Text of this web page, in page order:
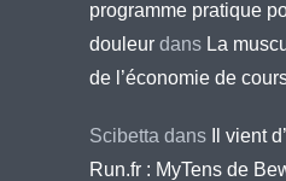
programme pratique
douleur dans La
de l’économie de
Scibetta dans
Il vient
Run.fr : MyTens de